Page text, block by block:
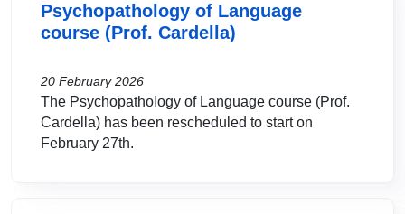
Psychopathology of Language
course (Prof. Cardella)
20 February 2026
The Psychopathology of Language course (Prof.
Cardella) has been rescheduled to start on
February 27th.